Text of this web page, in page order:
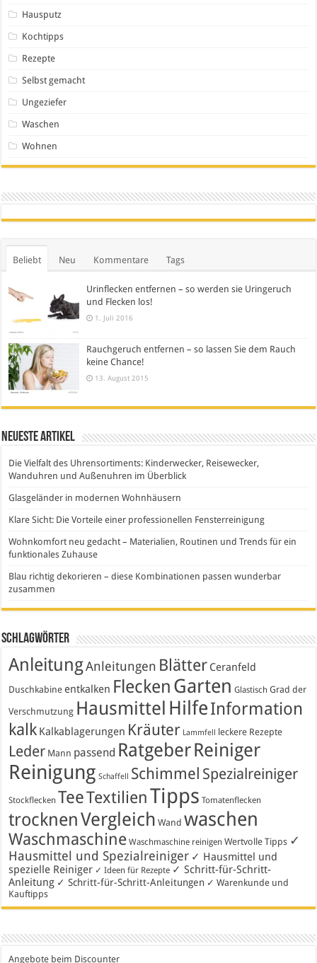
Hausputz
Kochtipps
Rezepte
Selbst gemacht
Ungeziefer
Waschen
Wohnen
Beliebt Neu Kommentare Tags
Urinflecken entfernen – so werden sie Uringeruch
und Flecken los!
1. Juli 2016
Rauchgeruch entfernen – so lassen Sie dem Rauch
keine Chance!
13. August 2015
Neueste Artikel
Die Vielfalt des Uhrensortiments: Kinderwecker, Reisewecker,
Wanduhren und Außenuhren im Überblick
Glasgeländer in modernen Wohnhäusern
Klare Sicht: Die Vorteile einer professionellen Fensterreinigung
Wohnkomfort neu gedacht – Materialien, Routinen und Trends für ein
funktionales Zuhause
Blau richtig dekorieren – diese Kombinationen passen wunderbar
zusammen
Schlagwörter
AnleitungAnleitungen Blätter Ceranfeld
Duschkabine entkalken Flecken Garten Glastisch Grad der
Verschmutzung Hausmittel HilfeInformation
kalk Kalkablagerungen Kräuter Lammfell leckere Rezepte
Leder Mann passend RatgeberReiniger
Reinigung Schaffell Schimmel Spezialreiniger
Stockflecken TeeTextilienTipps Tomatenflecken
trocknenVergleich Wand waschen
Waschmaschine Waschmaschine reinigen Wertvolle Tipps ✓
Hausmittel und Spezialreiniger ✓ Hausmittel und
spezielle Reiniger ✓ Ideen für Rezepte ✓ Schritt-für-Schritt-
Anleitung ✓ Schritt-für-Schritt-Anleitungen ✓ Warenkunde und
Kauftipps
Angebote beim Discounter